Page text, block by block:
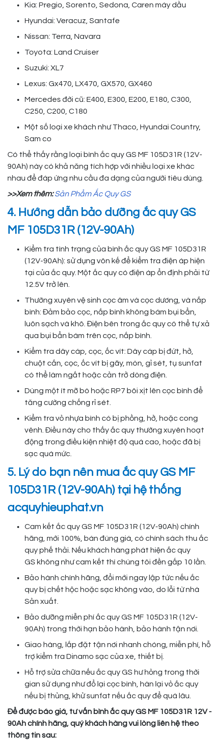
Kia: Pregio, Sorento, Sedona, Caren máy dầu
Hyundai: Veracuz, Santafe
Nissan: Terra, Navara
Toyota: Land Cruiser
Suzuki: XL7
Lexus: Gx470, LX470, GX570, GX460
Mercedes đời cũ: E400, E300, E200, E180, C300,
C250, C200, C180
Một số loại xe khách như Thaco, Hyundai Country,
Sam co
Có thể thấy rằng loại bình ắc quy GS MF 105D31R (12V-
90Ah) này có khả năng tích hợp với nhiều loại xe khác
nhau để đáp ứng nhu cầu đa dạng của người tiêu dùng.
>>Xem thêm:Sản Phẩm Ắc Quy GS
4. Hướng dẫn bảo dưỡng ắc quy GS
MF 105D31R (12V-90Ah)
Kiểm tra tình trạng của bình ắc quy GS MF 105D31R
(12V-90Ah): sử dụng vôn kế để kiểm tra điện áp hiện
tại của ắc quy. Một ắc quy có điện áp ổn định phải từ
12.5V trở lên.
Thường xuyên vệ sinh cọc âm và cọc dương, và nắp
bình: Đảm bảo cọc, nắp bình không bám bụi bẩn,
luôn sạch và khô. Điện bên trong ắc quy có thể tự xả
qua bụi bẩn bám trên cọc, nắp bình.
Kiểm tra dây cáp, cọc, ốc vít: Dây cáp bị đứt, hở,
chuột cắn, cọc, ốc vít bị gãy, mòn, gỉ sét, tụ sunfat
có thể làm ngắt hoặc cản trở dòng điện.
Dùng một ít mỡ bò hoặc RP7 bôi xịt lên cọc bình để
tăng cường chống rỉ sét.
Kiểm tra vỏ nhựa bình có bị phồng, hở, hoặc cong
vênh. Điều này cho thấy ắc quy thường xuyên hoạt
động trong điều kiện nhiệt độ quá cao, hoặc đã bị
sạc quá mức.
5. Lý do bạn nên mua ắc quy GS MF
105D31R (12V-90Ah) tại hệ thống
acquyhieuphat.vn
Cam kết ắc quy GS MF 105D31R (12V-90Ah) chính
hãng, mới 100%, bán đúng giá, có chính sách thu ắc
quy phế thải. Nếu khách hàng phát hiện ắc quy
GS không như cam kết thì chúng tôi đền gấp 10 lần.
Bảo hành chính hãng, đổi mới ngay lập tức nếu ắc
quy bị chết hộc hoặc sạc không vào, do lỗi từ nhà
Sản xuất.
Bảo dưỡng miễn phí ắc quy GS MF 105D31R (12V-
90Ah) trong thời hạn bảo hành, bảo hành tận nơi.
Giao hàng, lắp đặt tận nơi nhanh chóng, miễn phí, hỗ
trợ kiểm tra Dinamo sạc của xe, thiết bị.
Hỗ trợ sửa chữa nếu ắc quy GS hư hỏng trong thời
gian sử dụng như đổ lại cọc bình, hàn lại vỏ ắc quy
nếu bị thủng, khử sunfat nếu ắc quy để quá lâu.
Để được báo giá, tư vấn bình ắc quy GS MF 105D31R 12V -
90Ah chính hãng, quý khách hàng vui lòng liên hệ theo
thông tin sau: